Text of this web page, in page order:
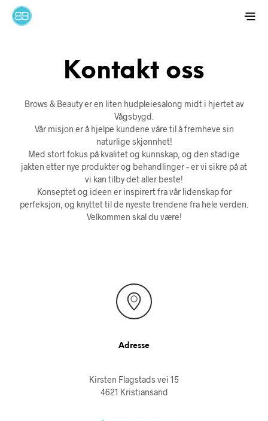
Kontakt oss
Brows & Beauty er en liten hudpleiesalong midt i hjertet av
Vågsbygd.
Vår misjon er å hjelpe kundene våre til å fremheve sin
naturlige skjønnhet!
Med stort fokus på kvalitet og kunnskap, og den stadige
jakten etter nye produkter og behandlinger – er vi sikre på at
vi kan tilby det aller beste!
Konseptet og ideen er inspirert fra vår lidenskap for
perfeksjon, og knyttet til de nyeste trendene fra hele verden.
Velkommen skal du være!
Adresse
Kirsten Flagstads vei 15
4621 Kristiansand